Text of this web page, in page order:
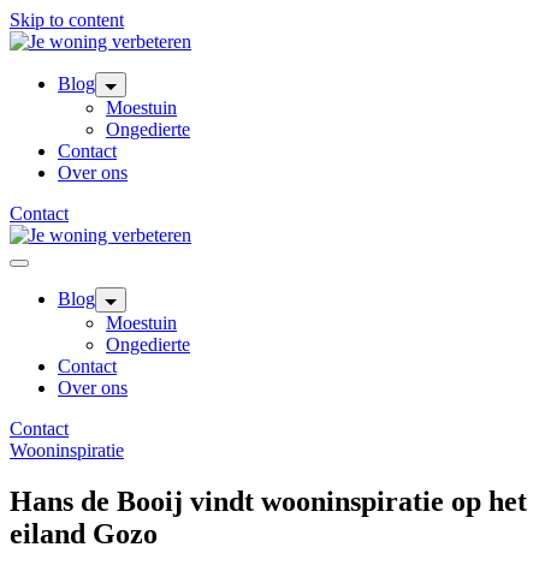
Skip to content
Blog
Moestuin
Ongedierte
Contact
Over ons
Contact
Blog
Moestuin
Ongedierte
Contact
Over ons
Contact
Wooninspiratie
Hans de Booij vindt wooninspiratie op het
eiland Gozo